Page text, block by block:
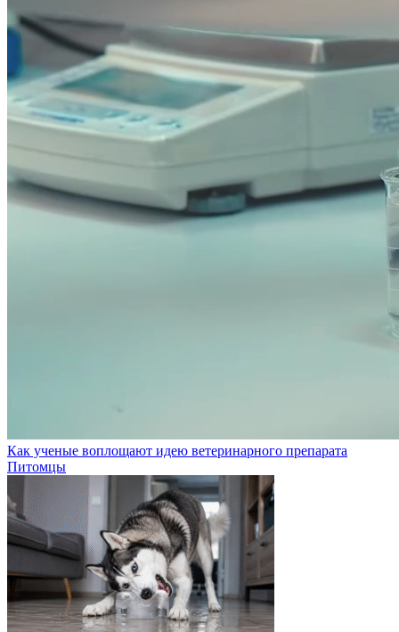
Как ученые воплощают идею ветеринарного препарата
Питомцы